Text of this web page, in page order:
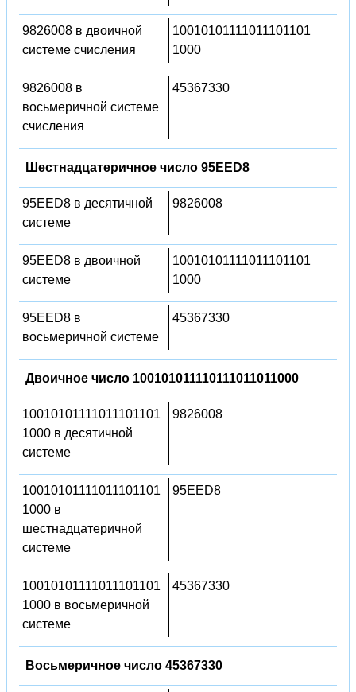
9826008 в двоичной
системе счисления
10010101111011101101
1000
9826008 в
восьмеричной системе
счисления
45367330
Шестнадцатеричное число 95EED8
95EED8 в десятичной
системе
9826008
95EED8 в двоичной
системе
10010101111011101101
1000
95EED8 в
восьмеричной системе
45367330
Двоичное число 100101011110111011011000
10010101111011101101
1000 в десятичной
системе
9826008
10010101111011101101
1000 в
шестнадцатеричной
системе
95EED8
10010101111011101101
1000 в восьмеричной
системе
45367330
Восьмеричное число 45367330